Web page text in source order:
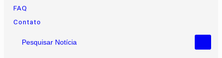
FAQ
Contato
Pesquisar Notícia